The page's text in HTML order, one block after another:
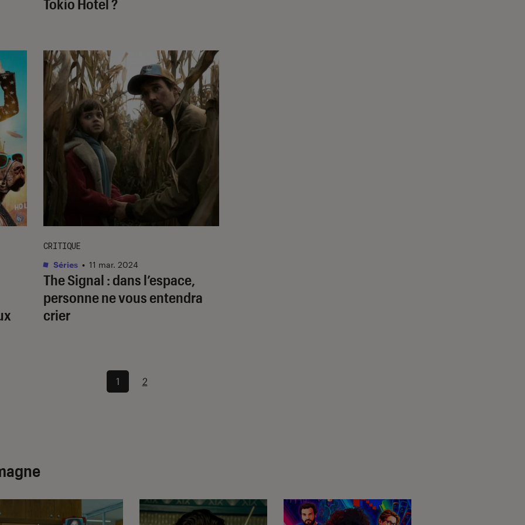
Tokio Hotel ?
The Signal : dans l’espace,
personne ne vous entendra
crier
CRITIQUE
Séries • 11 mar. 2024
1 2